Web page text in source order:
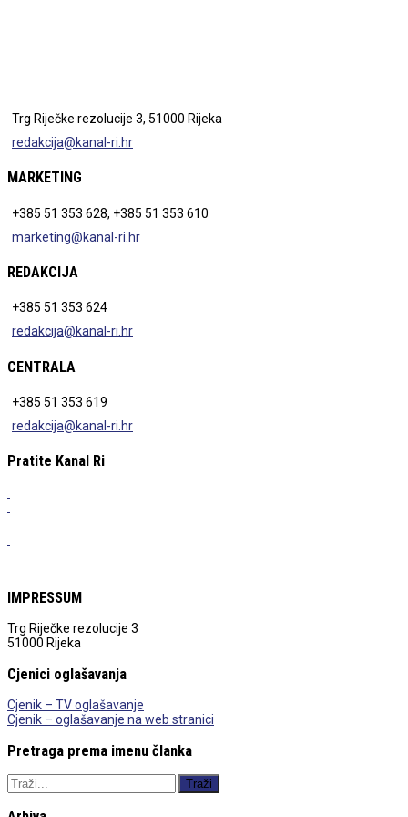
Trg Riječke rezolucije 3, 51000 Rijeka
redakcija@kanal-ri.hr
MARKETING
+385 51 353 628, +385 51 353 610
marketing@kanal-ri.hr
REDAKCIJA
+385 51 353 624
redakcija@kanal-ri.hr
CENTRALA
+385 51 353 619
redakcija@kanal-ri.hr
Pratite Kanal Ri
IMPRESSUM
Trg Riječke rezolucije 3
51000 Rijeka
Cjenici oglašavanja
Cjenik – TV oglašavanje
Cjenik – oglašavanje na web stranici
Pretraga prema imenu članka